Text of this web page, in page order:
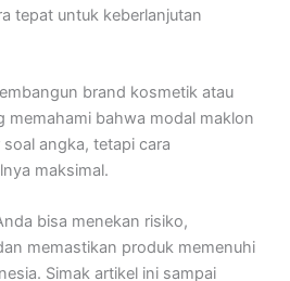
tepat untuk keberlanjutan
brand kosmetik atau
memahami bahwa modal maklon
angka, tetapi cara
maksimal.
bisa menekan risiko,
memastikan produk memenuhi
Simak artikel ini sampai